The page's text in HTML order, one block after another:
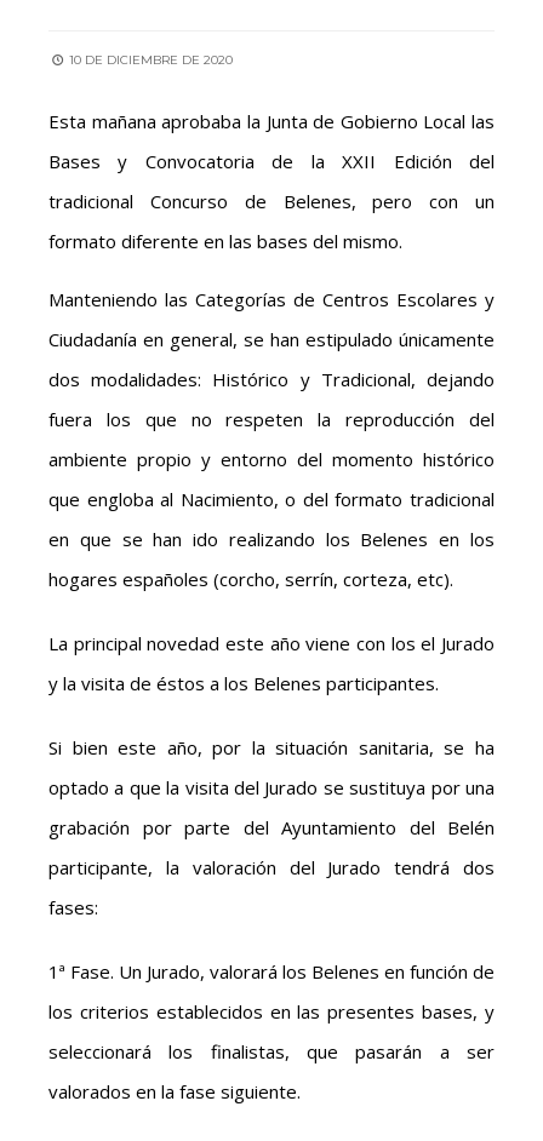
10 DE DICIEMBRE DE 2020
Esta mañana aprobaba la Junta de Gobierno Local las
Bases y Convocatoria de la XXII Edición del
tradicional Concurso de Belenes, pero con un
formato diferente en las bases del mismo.
Manteniendo las Categorías de Centros Escolares y
Ciudadanía en general, se han estipulado únicamente
dos modalidades: Histórico y Tradicional, dejando
fuera los que no respeten la reproducción del
ambiente propio y entorno del momento histórico
que engloba al Nacimiento, o del formato tradicional
en que se han ido realizando los Belenes en los
hogares españoles (corcho, serrín, corteza, etc).
La principal novedad este año viene con los el Jurado
y la visita de éstos a los Belenes participantes.
Si bien este año, por la situación sanitaria, se ha
optado a que la visita del Jurado se sustituya por una
grabación por parte del Ayuntamiento del Belén
participante, la valoración del Jurado tendrá dos
fases:
1ª Fase. Un Jurado, valorará los Belenes en función de
los criterios establecidos en las presentes bases, y
seleccionará los finalistas, que pasarán a ser
valorados en la fase siguiente.